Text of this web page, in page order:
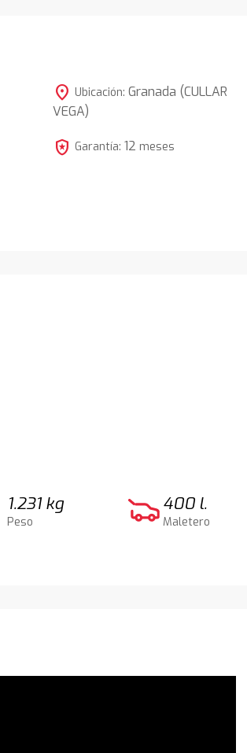
location_on Ubicación: Granada (CULLAR
VEGA)
local_police Garantía: 12 meses
1.231 kg
Peso
400 l.
Maletero